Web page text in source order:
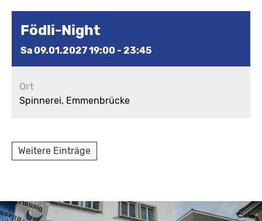
Födli-Night
Sa 09.01.2027 19:00 - 23:45
Ort
Spinnerei, Emmenbrücke
Weitere Einträge